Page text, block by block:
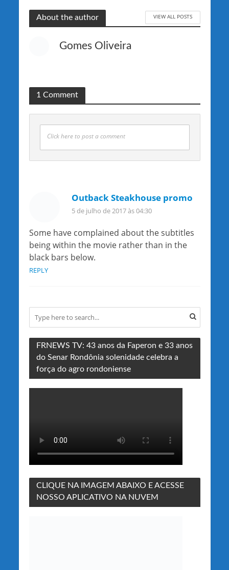
About the author VIEW ALL POSTS
Gomes Oliveira
1 Comment
Click here to post a comment
Outback Steakhouse promo
5 de julho de 2017 às 04:30
Some have complained about the subtitles
being within the movie rather than in the
black bars below.
REPLY
FRNEWS TV: 43 anos da Faperon e 33 anos
do Senar Rondônia solenidade celebra a
força do agro rondoniense
CLIQUE NA IMAGEM ABAIXO E ACESSE
NOSSO APLICATIVO NA NUVEM